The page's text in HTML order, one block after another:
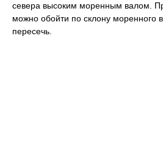
севера высоким моренным валом.
можно обойти по склону моренного
пересечь.